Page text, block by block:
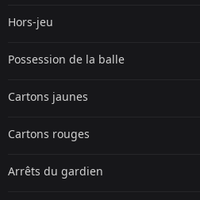
Hors-jeu
Possession de la balle
Cartons jaunes
Cartons rouges
Arrêts du gardien